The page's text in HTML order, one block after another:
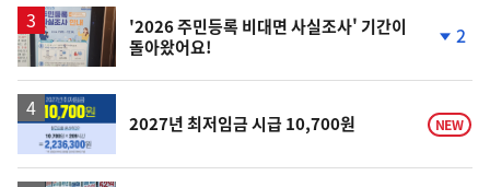
'2026 주민등록 비대면 사실조사' 기간이
돌아왔어요!
계
락
2
2027년 최저임금 시급 10,700원 NEW